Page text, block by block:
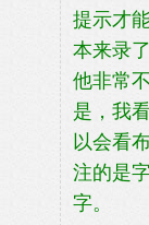
提示才
本来录
他非常
是，我
以会看
注的是
字。